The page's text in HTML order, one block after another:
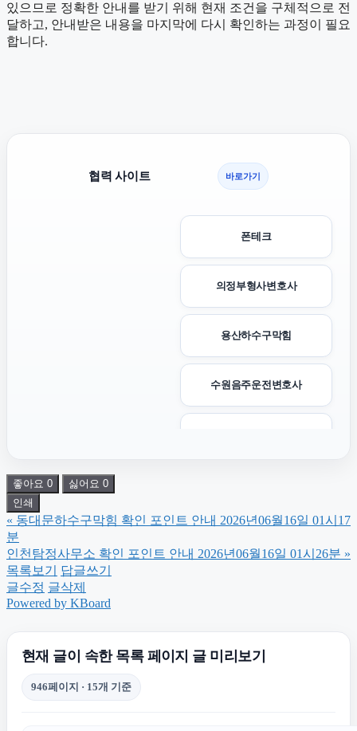
있으므로 정확한 안내를 받기 위해 현재 조건을 구체적으로 전
달하고, 안내받은 내용을 마지막에 다시 확인하는 과정이 필요
합니다.
협력 사이트 바로가기
폰테크
의정부형사변호사
용산하수구막힘
수원음주운전변호사
은평하수구막힘
좋아요 0 싫어요 0
인쇄
« 동대문하수구막힘 확인 포인트 안내 2026년06월16일 01시17
분
인천탐정사무소 확인 포인트 안내 2026년06월16일 01시26분 »
목록보기
답글쓰기
글수정 글삭제
Powered by KBoard
현재 글이 속한 목록 페이지 글 미리보기
946페이지 · 15개 기준